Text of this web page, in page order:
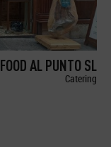
FOOD AL PUNTO SL
Catering